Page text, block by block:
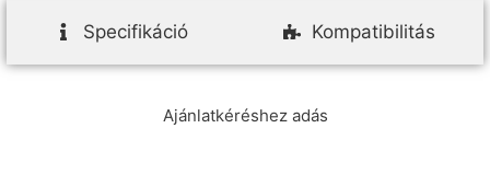
Specifikáció Kompatibilitás
Ajánlatkéréshez adás